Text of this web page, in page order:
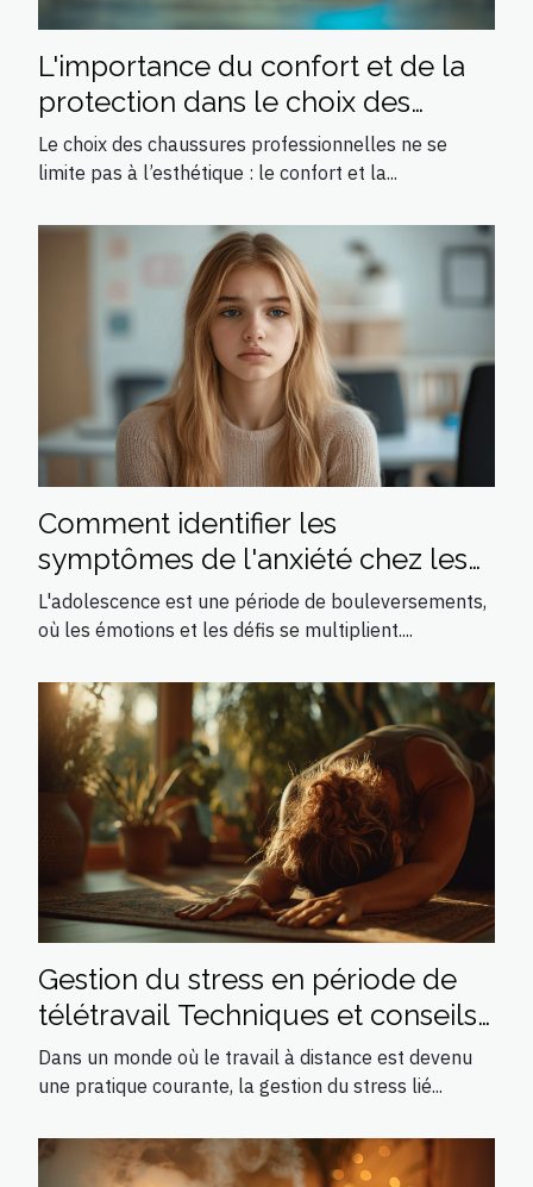
L'importance du confort et de la
protection dans le choix des
chaussures professionnelles
Le choix des chaussures professionnelles ne se
limite pas à l’esthétique : le confort et la...
Comment identifier les
symptômes de l'anxiété chez les
adolescents
L'adolescence est une période de bouleversements,
où les émotions et les défis se multiplient....
Gestion du stress en période de
télétravail Techniques et conseils
pratiques
Dans un monde où le travail à distance est devenu
une pratique courante, la gestion du stress lié...